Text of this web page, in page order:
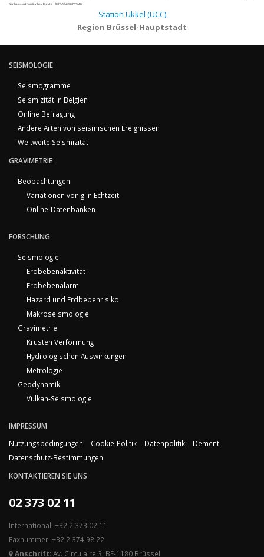
Nächstes automatisches Update : 2026-08-08 07:29:40
Station Ukkel (UCC)
Region Brüssel-Hauptstadt
SEISMOLOGIE
Seismogramme
Seismizität in Belgien
Online Befragung
Andere Arten von seismischen Ereignissen
Weltweite Seismizität
GRAVIMETRIE
Beobachtungen
Variationen von g in Echtzeit
Online-Datenbanken
FORSCHUNG
Seismologie
Erdbebenaktivität
Erdbebenalarm
Hazard und Erdbebenrisiko
Makroseismologie
Gravimetrie
Krusten Verformung
Hydrologischen Auswirkungen
Metrologie
Geodynamik
Vulkan-Seismologie
IMPRESSUM
Nutzungsbedingungen
Cookie-Politik Datenpolitik
Dementi
Datenschutz-Bestimmungen
KONTAKTIEREN SIE UNS
02 373 02 11
International: +32 2 373 02 11
Faxnummer: +32 2 374 98 22
Anschrift:Av. Circulaire 3, BE-1180 Brüssel